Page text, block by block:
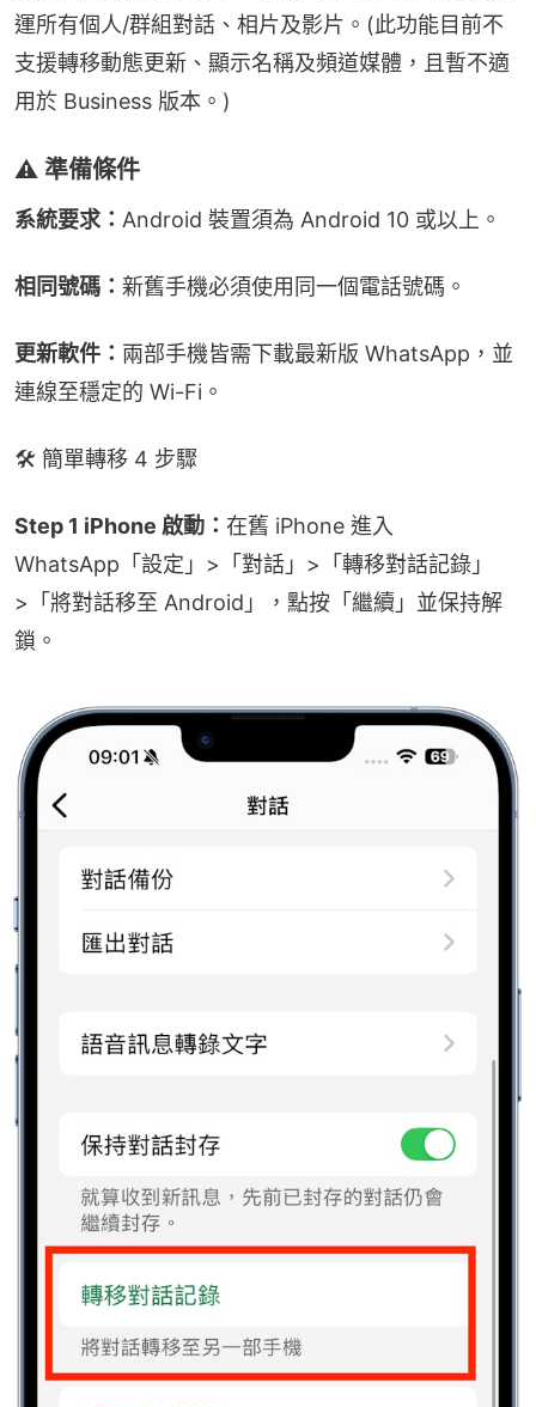
運所有個人/群組對話、相片及影片。(此功能目前不
支援轉移動態更新、顯示名稱及頻道媒體，且暫不適
用於 Business 版本。)
⚠️ 準備條件
系統要求： Android 裝置須為 Android 10 或以上。
相同號碼： 新舊手機必須使用同一個電話號碼。
更新軟件： 兩部手機皆需下載最新版 WhatsApp，並
連線至穩定的 Wi-Fi。
🛠️ 簡單轉移 4 步驟
Step 1 iPhone 啟動： 在舊 iPhone 進入
WhatsApp「設定」>「對話」>「轉移對話記錄」
>「將對話移至 Android」，點按「繼續」並保持解
鎖。